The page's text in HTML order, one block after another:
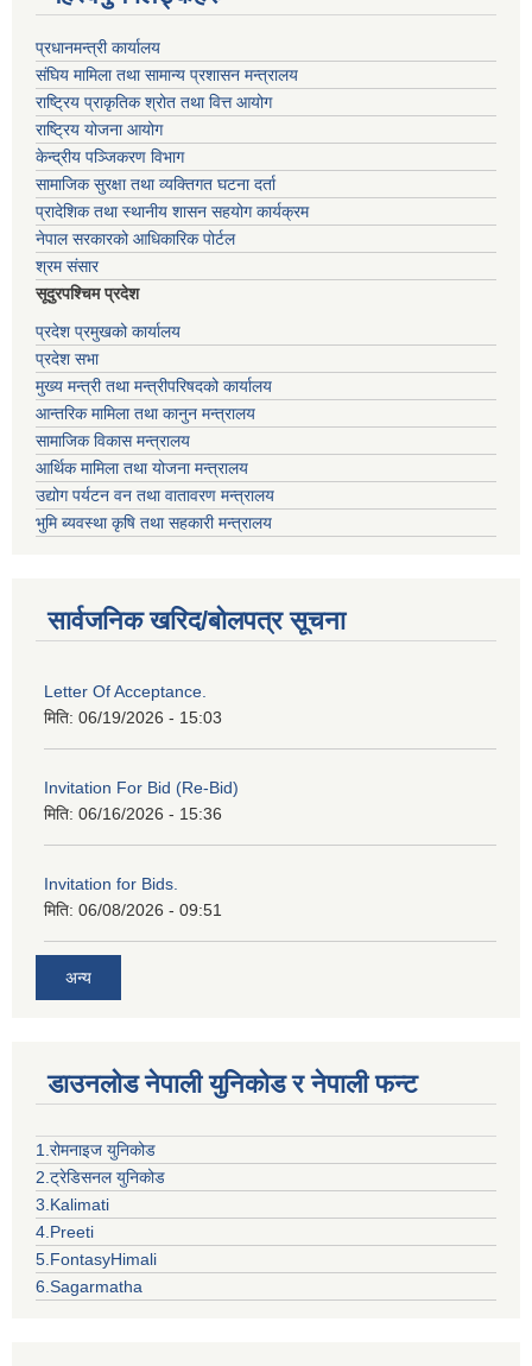
प्रधानमन्त्री कार्यालय
संघिय मामिला तथा सामान्य प्रशासन मन्त्रालय
राष्ट्रिय प्राकृतिक श्रोत तथा वित्त आयोग
राष्ट्रिय योजना आयोग
केन्द्रीय पञ्जिकरण विभाग
सामाजिक सुरक्षा तथा व्यक्तिगत घटना दर्ता
प्रादेशिक तथा स्थानीय शासन सहयोग कार्यक्रम
नेपाल सरकारको आधिकारिक पोर्टल
श्रम संसार
सूदुरपश्चिम प्रदेश
प्रदेश प्रमुखको कार्यालय
प्रदेश सभा
मुख्य मन्त्री तथा मन्त्रीपरिषदको कार्यालय
आन्तरिक मामिला तथा कानुन मन्त्रालय
सामाजिक विकास मन्त्रालय
आर्थिक मामिला तथा योजना मन्त्रालय
उद्योग पर्यटन वन तथा वातावरण मन्त्रालय
भुमि ब्यवस्था कृषि तथा सहकारी मन्त्रालय
सार्वजनिक खरिद/बोलपत्र सूचना
Letter Of Acceptance.
मिति: 06/19/2026 - 15:03
Invitation For Bid (Re-Bid)
मिति: 06/16/2026 - 15:36
Invitation for Bids.
मिति: 06/08/2026 - 09:51
अन्य
डाउनलोड नेपाली युनिकोड र नेपाली फन्ट
1.रोमनाइज युनिकोड
2.ट्रेडिसनल युनिकोड
3.Kalimati
4.Preeti
5.FontasyHimali
6.Sagarmatha